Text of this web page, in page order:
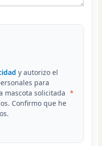
y autorizo el
para
mascota solicitada
Confirmo que he